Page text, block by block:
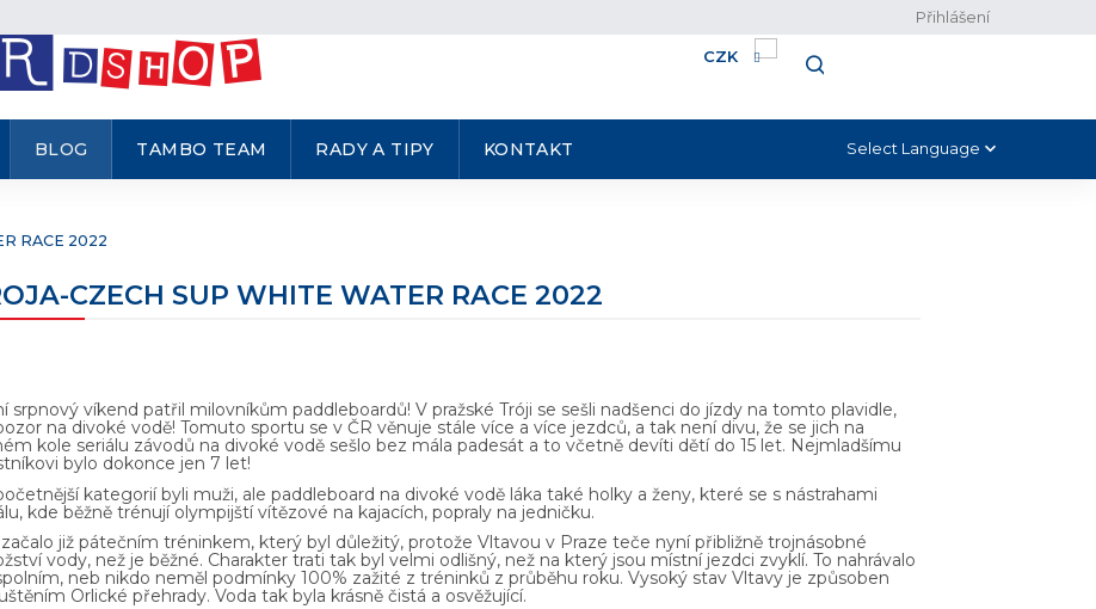
Select Language ▼
CZK
Přihlášení
KOŠÍK
BLOG TAMBO TEAM RADY A TIPY KONTAKT
RACE 2022
CZECH SUP WHITE WATER RACE 2022
srpnový víkend patřil milovníkům paddleboardů! V pražské Tróji se sešli nadšenci do jízdy na tomto plavidle,
na divoké vodě! Tomuto sportu se v ČR věnuje stále více a více jezdců, a tak není divu, že se jich na
kole seriálu závodů na divoké vodě sešlo bez mála padesát a to včetně devíti dětí do 15 let. Nejmladšímu
bylo dokonce jen 7 let!
kategorií byli muži, ale paddleboard na divoké vodě láka také holky a ženy, které se s nástrahami
kde běžně trénují olympijští vítězové na kajacích, popraly na jedničku.
již pátečním tréninkem, který byl důležitý, protože Vltavou v Praze teče nyní přibližně trojnásobné
vody, než je běžné. Charakter trati tak byl velmi odlišný, než na který jsou místní jezdci zvyklí. To nahrávalo
neb nikdo neměl podmínky 100% zažité z tréninků z průběhu roku. Vysoký stav Vltavy je způsoben
Orlické přehrady. Voda tak byla krásně čistá a osvěžující.